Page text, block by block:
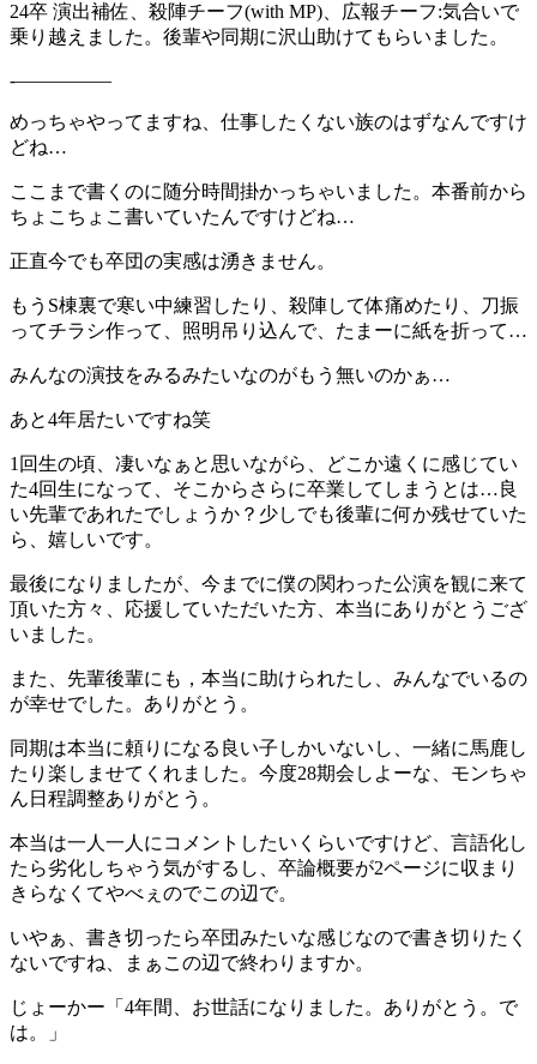
24卒 演出補佐、殺陣チーフ(with MP)、広報チーフ:気合いで
乗り越えました。後輩や同期に沢山助けてもらいました。
-—————
めっちゃやってますね、仕事したくない族のはずなんですけ
どね…
ここまで書くのに随分時間掛かっちゃいました。本番前から
ちょこちょこ書いていたんですけどね…
正直今でも卒団の実感は湧きません。
もうS棟裏で寒い中練習したり、殺陣して体痛めたり、刀振
ってチラシ作って、照明吊り込んで、たまーに紙を折って…
みんなの演技をみるみたいなのがもう無いのかぁ…
あと4年居たいですね笑
1回生の頃、凄いなぁと思いながら、どこか遠くに感じてい
た4回生になって、そこからさらに卒業してしまうとは…良
い先輩であれたでしょうか？少しでも後輩に何か残せていた
ら、嬉しいです。
最後になりましたが、今までに僕の関わった公演を観に来て
頂いた方々、応援していただいた方、本当にありがとうござ
いました。
また、先輩後輩にも，本当に助けられたし、みんなでいるの
が幸せでした。ありがとう。
同期は本当に頼りになる良い子しかいないし、一緒に馬鹿し
たり楽しませてくれました。今度28期会しよーな、モンちゃ
ん日程調整ありがとう。
本当は一人一人にコメントしたいくらいですけど、言語化し
たら劣化しちゃう気がするし、卒論概要が2ページに収まり
きらなくてやべぇのでこの辺で。
いやぁ、書き切ったら卒団みたいな感じなので書き切りたく
ないですね、まぁこの辺で終わりますか。
じょーかー「4年間、お世話になりました。ありがとう。で
は。」